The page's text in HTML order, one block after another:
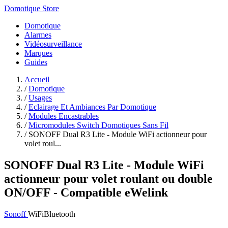
Domotique Store
Domotique
Alarmes
Vidéosurveillance
Marques
Guides
Accueil
/ Domotique
/ Usages
/ Eclairage Et Ambiances Par Domotique
/ Modules Encastrables
/ Micromodules Switch Domotiques Sans Fil
/ SONOFF Dual R3 Lite - Module WiFi actionneur pour
volet roul...
SONOFF Dual R3 Lite - Module WiFi
actionneur pour volet roulant ou double
ON/OFF - Compatible eWelink
SonoffWiFiBluetooth